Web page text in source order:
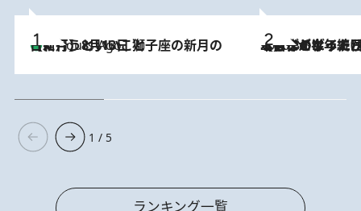
4 Hours Ago
【新月】8月13日 獅子座の新月の日に行うといいこと 2026.8.3
【自作のダイエットノートは攻略本】ダイエットが「苦しいもの」ではなくなった日。50代フードライターが半年続けられた理由は“楽しむこと”
1 / 5
ランキング一覧